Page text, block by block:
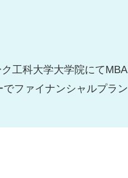
工科大学大学院にてMBA
ファイナンシャルプラン